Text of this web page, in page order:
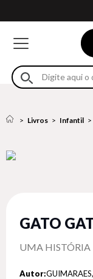
Livros Infantil
GATO
UMA HISTÓRIA
Autor: